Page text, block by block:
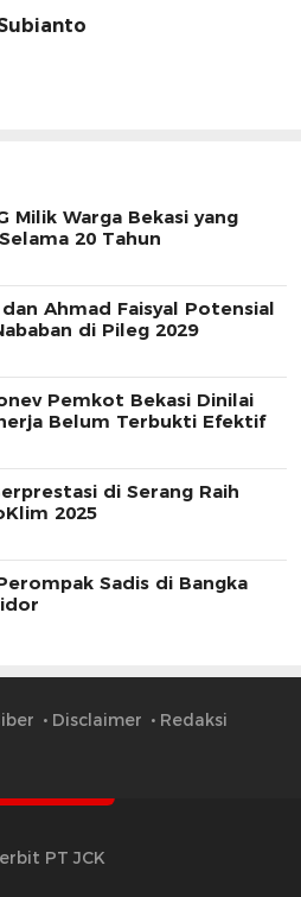
Milik Warga Bekasi yang
20 Tahun
Ahmad Faisyal Potensial
di Pileg 2029
Pemkot Bekasi Dinilai
Belum Terbukti Efektif
di Serang Raih
2025
Sadis di Bangka
Disclaimer Redaksi
PT JCK